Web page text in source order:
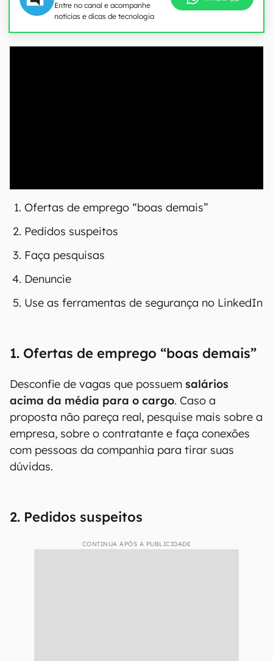
Entre no canal e acompanhe
notícias e dicas de tecnologia
Ofertas de emprego “boas demais”
Pedidos suspeitos
Faça pesquisas
Denuncie
Use as ferramentas de segurança no LinkedIn
1. Ofertas de emprego “boas demais”
Desconfie de vagas que possuem salários
acima da média para o cargo. Caso a
proposta não pareça real, pesquise mais sobre a
empresa, sobre o contratante e faça conexões
com pessoas da companhia para tirar suas
dúvidas.
2. Pedidos suspeitos
CONTINUA APÓS A PUBLICIDADE